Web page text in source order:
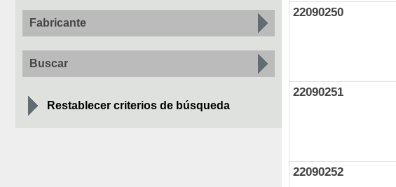
Fabricante
Buscar
Restablecer criterios de búsqueda
22090250
22090251
22090252